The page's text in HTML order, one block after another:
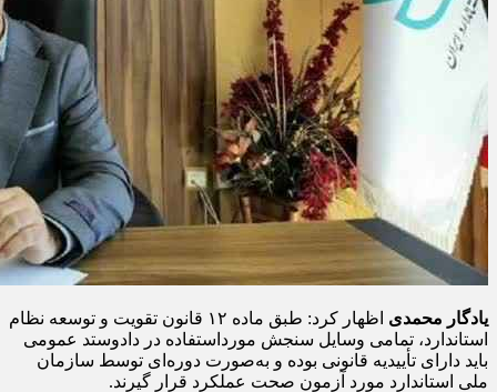
یادگار محمدی
اظهار کرد: طبق ماده ۱۲ قانون تقویت و توسعه نظام
استاندارد، تمامی وسایل سنجش مورداستفاده در دادوستد عمومی
باید دارای تأییدیه قانونی بوده و به‌صورت دوره‌ای توسط سازمان
ملی استاندارد مورد آزمون صحت عملکرد قرار گیرند.